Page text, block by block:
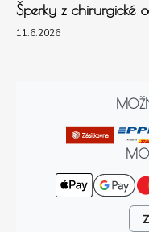
Šperky z chirurgické
11.6.2026